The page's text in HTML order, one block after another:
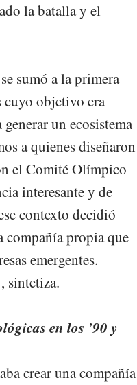
la batalla y el
sumó a la primera
cuyo objetivo era
un ecosistema
a quienes diseñaron
el Comité Olímpico
interesante y de
contexto decidió
compañía propia que
emergentes.
sintetiza.
en los ’90 y
crear una compañía